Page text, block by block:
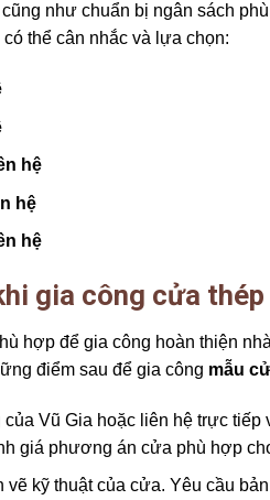
như chuẩn bị ngân sách
thể cân nhắc và lựa chọn:
hệ
hệ
hệ
gia công cửa thép
hợp để gia công hoàn thiện
điểm sau để gia công mẫu
Vũ Gia hoặc liên hệ trực
giá phương án cửa phù hợp
vẽ kỹ thuật của cửa. Yêu cầu